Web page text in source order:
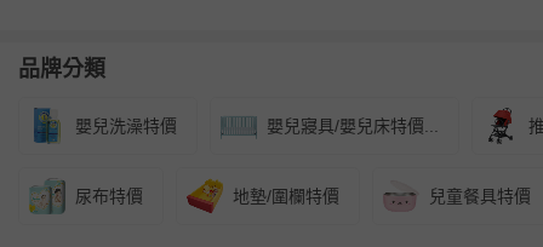
品牌分類
嬰兒洗澡特價 嬰兒寢具/嬰兒床特價...
尿布特價 地墊/圍欄特價 兒童餐具特價